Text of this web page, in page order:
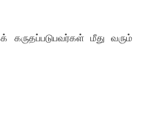
மீது வரும்